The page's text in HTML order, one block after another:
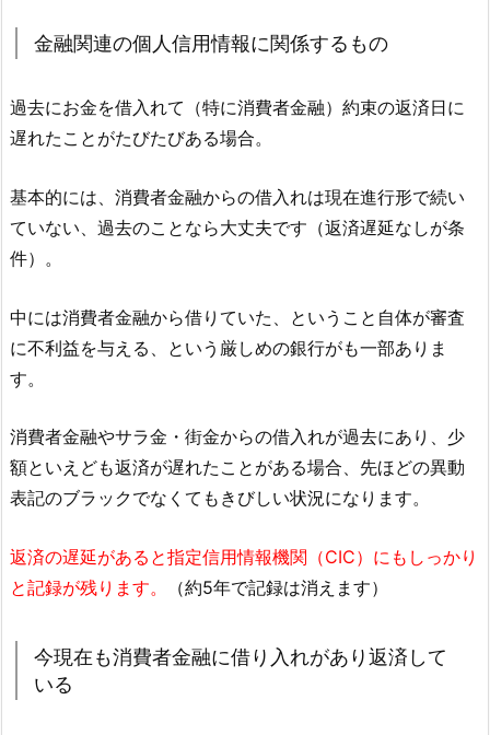
金融関連の個人信用情報に関係するもの
過去にお金を借入れて（特に消費者金融）約束の返済日に
遅れたことがたびたびある場合。
基本的には、消費者金融からの借入れは現在進行形で続い
ていない、過去のことなら大丈夫です（返済遅延なしが条
件）。
中には消費者金融から借りていた、ということ自体が審査
に不利益を与える、という厳しめの銀行がも一部ありま
す。
消費者金融やサラ金・街金からの借入れが過去にあり、少
額といえども返済が遅れたことがある場合、先ほどの異動
表記のブラックでなくてもきびしい状況になります。
返済の遅延があると指定信用情報機関（CIC）にもしっかり
と記録が残ります。
（約5年で記録は消えます）
今現在も消費者金融に借り入れがあり返済して
いる